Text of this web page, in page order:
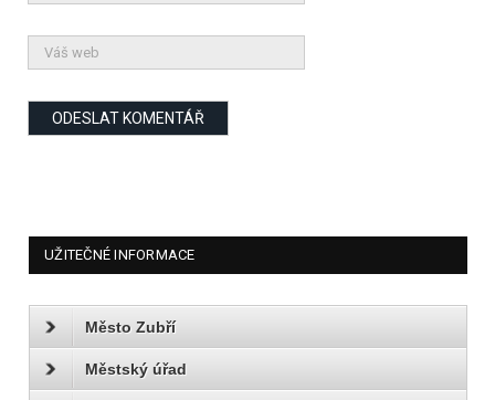
UŽITEČNÉ INFORMACE
Město Zubří
Městský úřad